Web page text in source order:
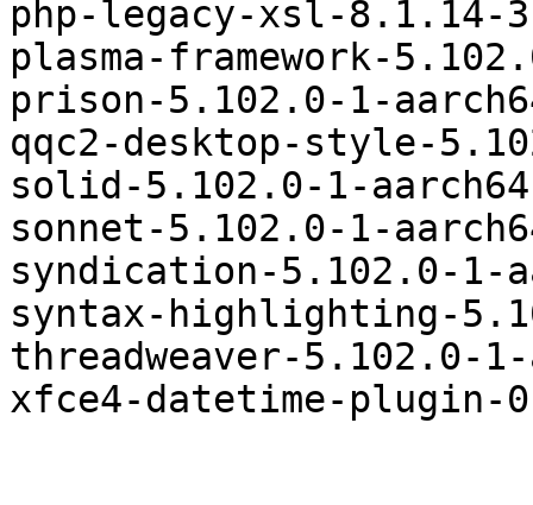
php-legacy-xsl-8.1.14-
plasma-framework-
prison-5.102.0-1-
qqc2-desktop-style-
solid-5.102.0-1-
sonnet-5.102.0-1-
syndication-5.102.0-1-
syntax-highlighting-
threadweaver-5.102.0-
xfce4-datetime-plugin-